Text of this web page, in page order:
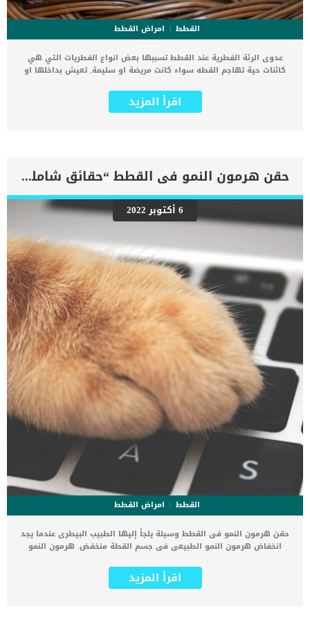
القطط
امراض القطط
عدوى الرئة الفطرية عند القطط تسببها بعض انواع الفطريات التي هي
كائنات حية تهاجم القطه سواء كانت مريضة او سليمة, تعيش بداخلها او
عدوى الرئة الفطرية عند القطط هى نوع من أنواع الفطريات التى تصيب
الجهاز التنفسي والرئتين خاصة. الفطريات موجودة حولنا فى كل مكان
عدوى الرئة عند القطط. فقدان شهيةحمىصعوبة تنفسفقدان
وزناسهالتقيؤتشنج العضلاتالضعف العامتورم جيوب الانفيةالتهاب
رئوىآفات على العينالعطسالعرجالاكتئابالنوباتنزيف الأنفتضخم الغدد
الليمفاوية. اقرأ ايضا: 10 تصرفات تفعلها القطط تدل على اصابتها
بالامراض تعرف على أسباب عدوى الرئة الفطرية عند القطط ترجع عدوى
الرئة الفطرية التي تصيب قطتك الى عدة اسباب وأكثرها شيوعا : ضعف
جهاز المناعةاستنشاق او ابتلاع الجراثيم الفطريةالتعرض للجراثيم الفطرية
مباشرة من خلال التربة. اقرأ ايضا: تشوه عظام الصدر عند القطط وكيف
تتعامل معها تشخيص الطبيب البيطري لعدوى الرئة بالفطريات في القطط
للوصول الى تشخيص طبى دقيق سوف يقوم الطبيب البيطرى بطرح بعض
الاسئلة عليك بخصوص تاريخ قطك العلاجى والصحى […]
اقرأ المزيد
حقن هرمون النمو فى القطط “حقائق شاملة”
6 أكتوبر 2022
القطط
امراض القطط
حقن هرمون النمو فى القطط وسيلة يلجأ إليها الطبيب البيطرى عندما يجد
انخفاض هرمون النمو الطبيعى فى جسم القطة منخفض. هرمون النمو
لانها تحتاجه لبناء جسمها حتى تصل الى البلوغ. عندما تصل القطط الى
سن البلوغ نجد أن كمية هرمون النمو توقفت عند حد معين والذى بدوره
اقرأ المزيد